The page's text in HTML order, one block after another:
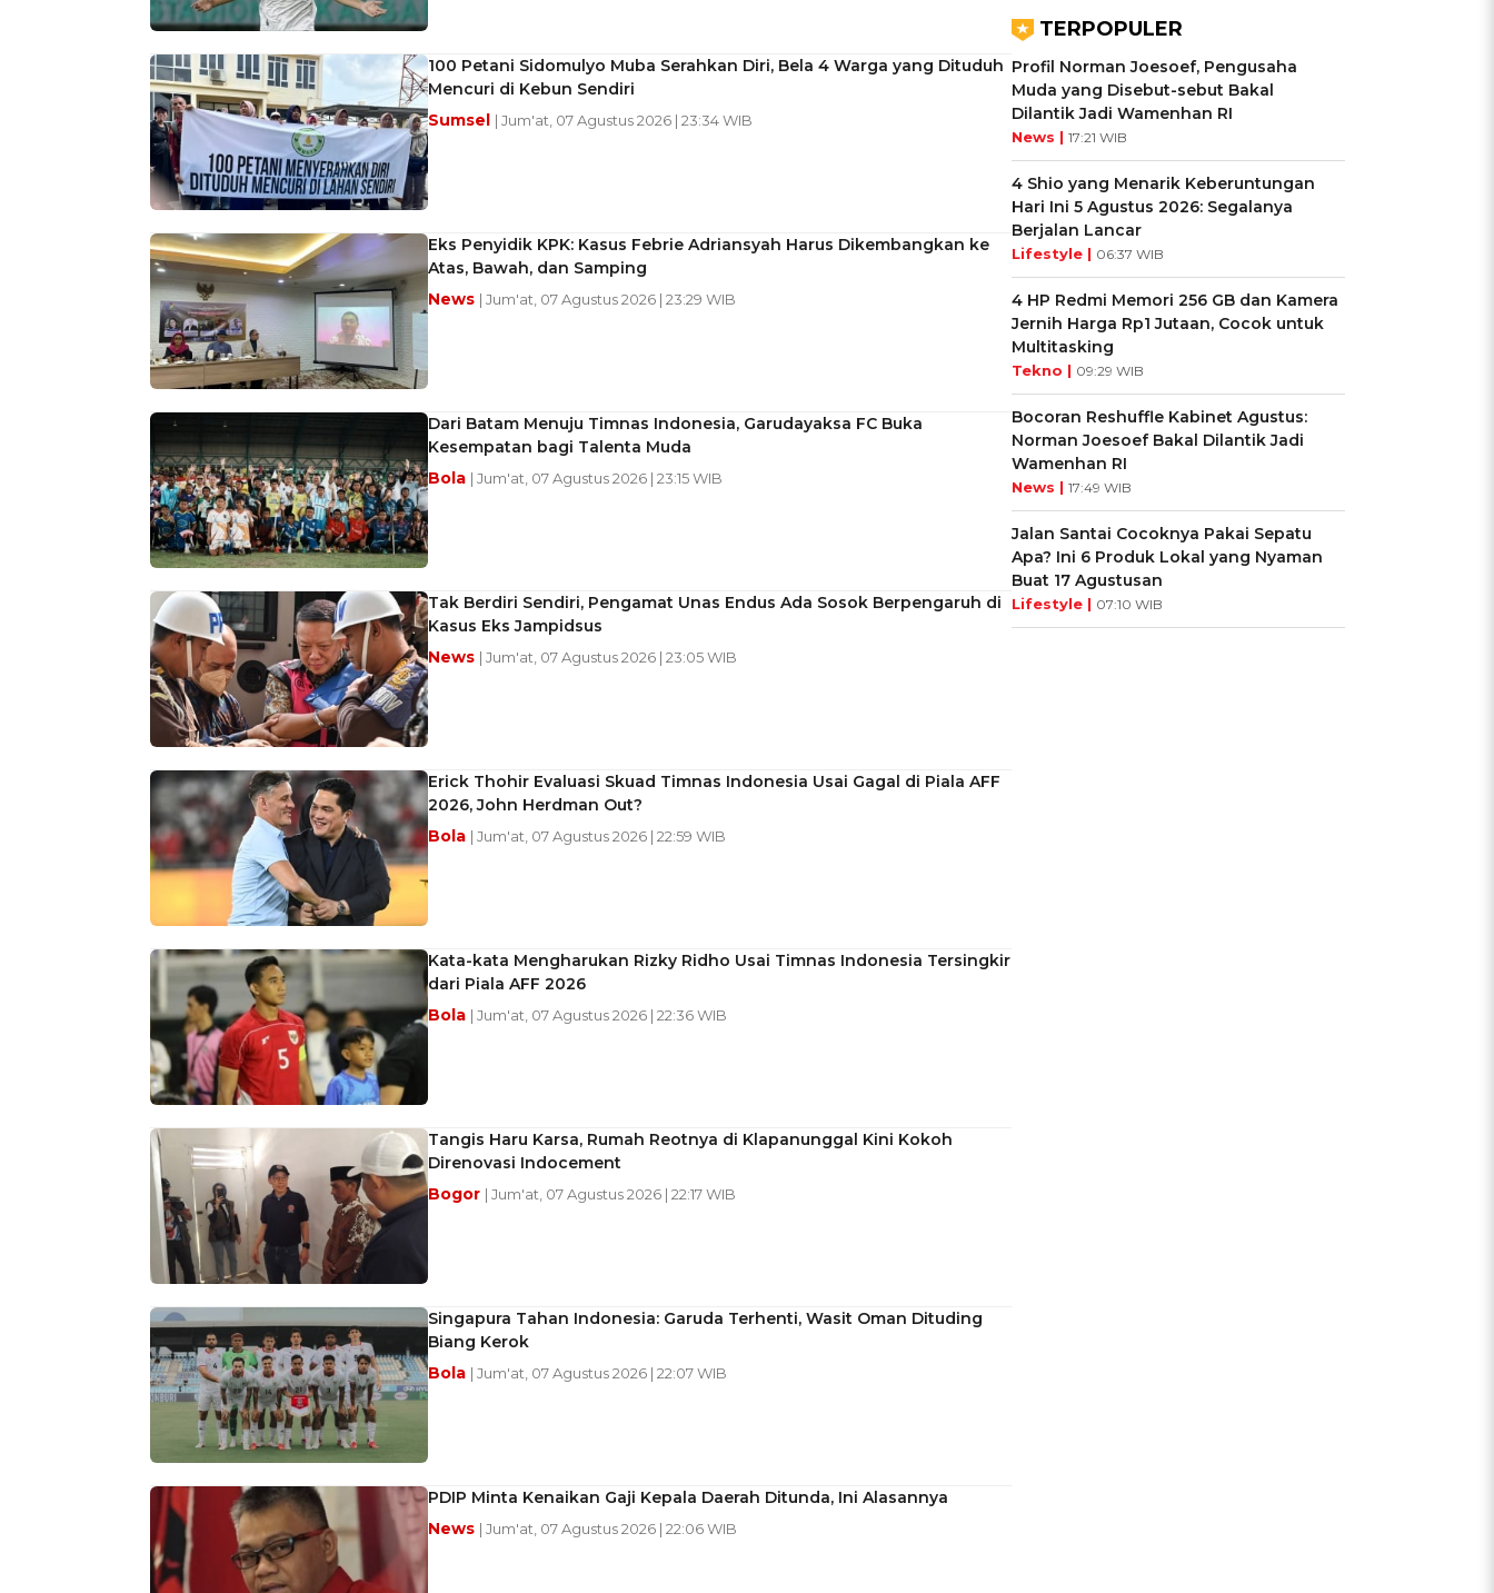
100 Petani Sidomulyo Muba Serahkan Diri, Bela 4 Warga yang Dituduh
Mencuri di Kebun Sendiri
Sumsel | Jum'at, 07 Agustus 2026 | 23:34 WIB
Eks Penyidik KPK: Kasus Febrie Adriansyah Harus Dikembangkan ke
Atas, Bawah, dan Samping
News | Jum'at, 07 Agustus 2026 | 23:29 WIB
Dari Batam Menuju Timnas Indonesia, Garudayaksa FC Buka
Kesempatan bagi Talenta Muda
Bola | Jum'at, 07 Agustus 2026 | 23:15 WIB
Tak Berdiri Sendiri, Pengamat Unas Endus Ada Sosok Berpengaruh di
Kasus Eks Jampidsus
News | Jum'at, 07 Agustus 2026 | 23:05 WIB
Erick Thohir Evaluasi Skuad Timnas Indonesia Usai Gagal di Piala AFF
2026, John Herdman Out?
Bola | Jum'at, 07 Agustus 2026 | 22:59 WIB
Kata-kata Mengharukan Rizky Ridho Usai Timnas Indonesia Tersingkir
dari Piala AFF 2026
Bola | Jum'at, 07 Agustus 2026 | 22:36 WIB
Tangis Haru Karsa, Rumah Reotnya di Klapanunggal Kini Kokoh
Direnovasi Indocement
Bogor | Jum'at, 07 Agustus 2026 | 22:17 WIB
Singapura Tahan Indonesia: Garuda Terhenti, Wasit Oman Dituding
Biang Kerok
Bola | Jum'at, 07 Agustus 2026 | 22:07 WIB
PDIP Minta Kenaikan Gaji Kepala Daerah Ditunda, Ini Alasannya
News | Jum'at, 07 Agustus 2026 | 22:06 WIB
TERPOPULER
Profil Norman Joesoef, Pengusaha
Muda yang Disebut-sebut Bakal
Dilantik Jadi Wamenhan RI
News | 17:21 WIB
4 Shio yang Menarik Keberuntungan
Hari Ini 5 Agustus 2026: Segalanya
Berjalan Lancar
Lifestyle | 06:37 WIB
4 HP Redmi Memori 256 GB dan Kamera
Jernih Harga Rp1 Jutaan, Cocok untuk
Multitasking
Tekno | 09:29 WIB
Bocoran Reshuffle Kabinet Agustus:
Norman Joesoef Bakal Dilantik Jadi
Wamenhan RI
News | 17:49 WIB
Jalan Santai Cocoknya Pakai Sepatu
Apa? Ini 6 Produk Lokal yang Nyaman
Buat 17 Agustusan
Lifestyle | 07:10 WIB